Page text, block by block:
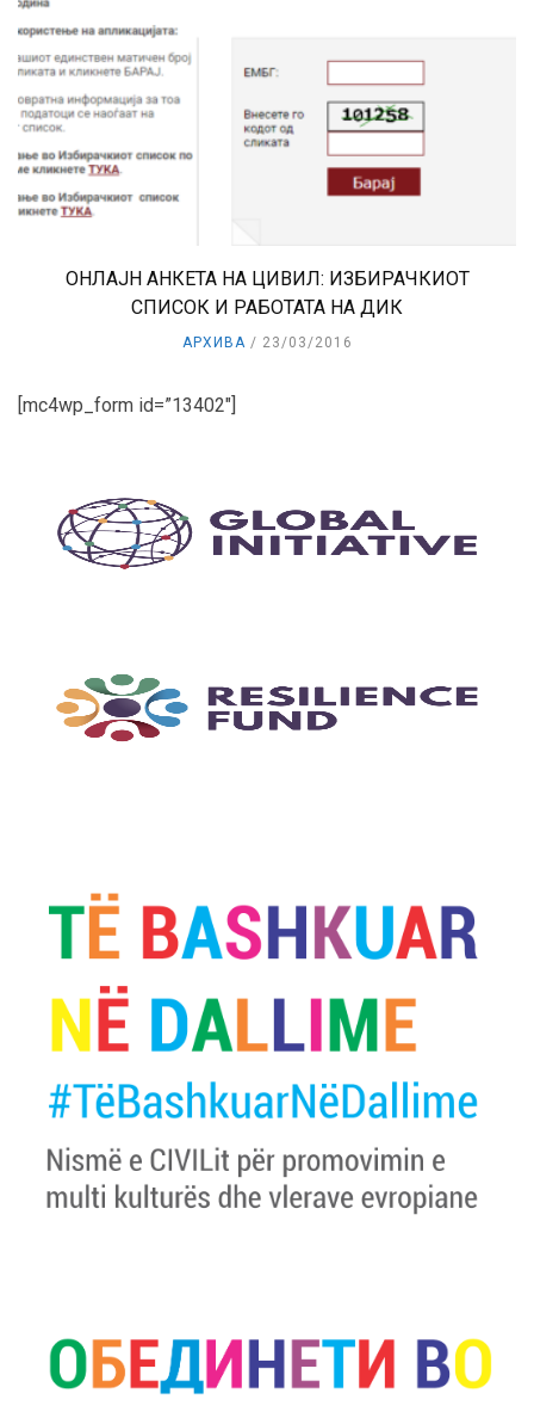
ОНЛАЈН АНКЕТА НА ЦИВИЛ: ИЗБИРАЧКИОТ
СПИСОК И РАБОТАТА НА ДИК
АРХИВА 23/03/2016
[mc4wp_form id=”13402″]